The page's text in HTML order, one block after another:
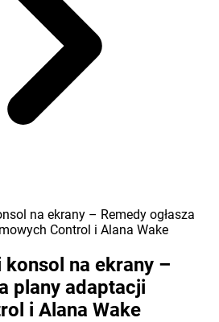
na ekrany – Remedy ogłasza
Control i Alana Wake
na ekrany –
plany adaptacji
i Alana Wake